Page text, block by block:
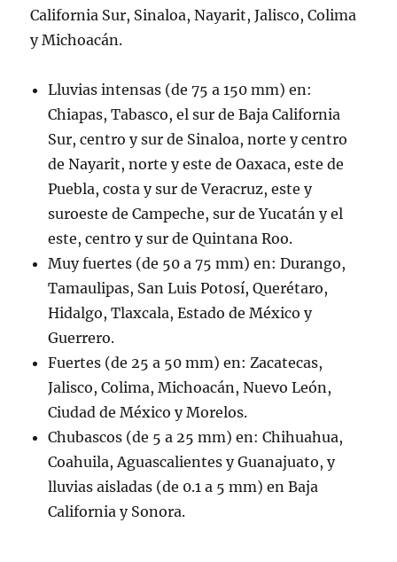
California Sur, Sinaloa, Nayarit, Jalisco, Colima
y Michoacán.
Lluvias intensas (de 75 a 150 mm) en:
Chiapas, Tabasco, el sur de Baja California
Sur, centro y sur de Sinaloa, norte y centro
de Nayarit, norte y este de Oaxaca, este de
Puebla, costa y sur de Veracruz, este y
suroeste de Campeche, sur de Yucatán y el
este, centro y sur de Quintana Roo.
Muy fuertes (de 50 a 75 mm) en: Durango,
Tamaulipas, San Luis Potosí, Querétaro,
Hidalgo, Tlaxcala, Estado de México y
Guerrero.
Fuertes (de 25 a 50 mm) en: Zacatecas,
Jalisco, Colima, Michoacán, Nuevo León,
Ciudad de México y Morelos.
Chubascos (de 5 a 25 mm) en: Chihuahua,
Coahuila, Aguascalientes y Guanajuato, y
lluvias aisladas (de 0.1 a 5 mm) en Baja
California y Sonora.